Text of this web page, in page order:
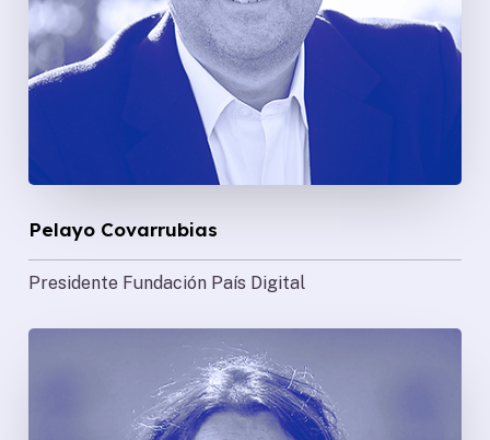
Pelayo Covarrubias
Presidente Fundación País Digital